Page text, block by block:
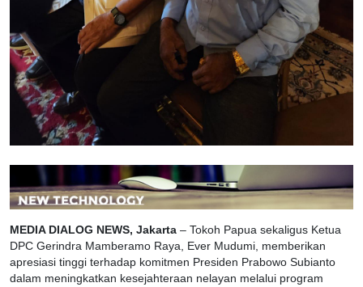
MEDIA DIALOG NEWS, Jakarta – Tokoh Papua sekaligus Ketua
DPC Gerindra Mamberamo Raya, Ever Mudumi, memberikan
apresiasi tinggi terhadap komitmen Presiden Prabowo Subianto
dalam meningkatkan kesejahteraan nelayan melalui program